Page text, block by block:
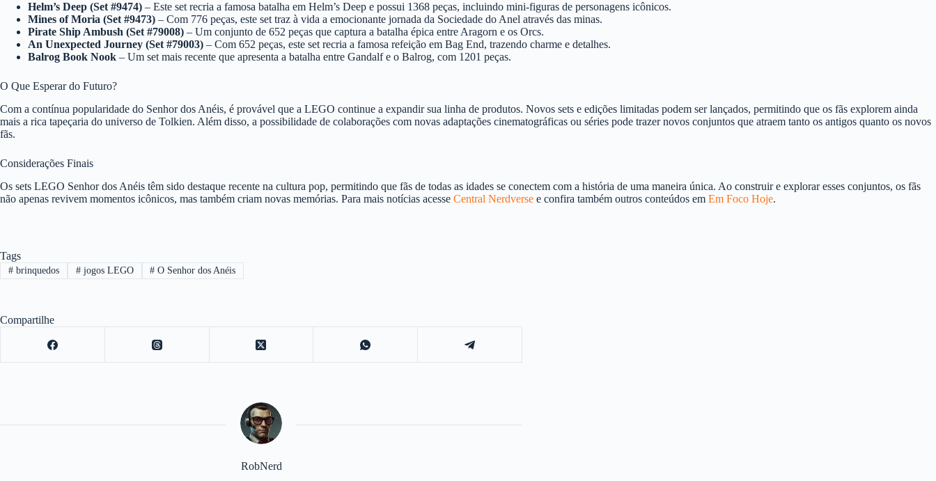
Helm’s Deep (Set #9474) – Este set recria a famosa batalha em Helm’s Deep e possui 1368 peças, incluindo mini-figuras de personagens icônicos.
Mines of Moria (Set #9473) – Com 776 peças, este set traz à vida a emocionante jornada da Sociedade do Anel através das minas.
Pirate Ship Ambush (Set #79008) – Um conjunto de 652 peças que captura a batalha épica entre Aragorn e os Orcs.
An Unexpected Journey (Set #79003) – Com 652 peças, este set recria a famosa refeição em Bag End, trazendo charme e detalhes.
Balrog Book Nook – Um set mais recente que apresenta a batalha entre Gandalf e o Balrog, com 1201 peças.
O Que Esperar do Futuro?
Com a contínua popularidade do Senhor dos Anéis, é provável que a LEGO continue a expandir sua linha de produtos. Novos sets e edições limitadas podem ser lançados, permitindo que os fãs explorem ainda
mais a rica tapeçaria do universo de Tolkien. Além disso, a possibilidade de colaborações com novas adaptações cinematográficas ou séries pode trazer novos conjuntos que atraem tanto os antigos quanto os novos
fãs.
Considerações Finais
Os sets LEGO Senhor dos Anéis têm sido destaque recente na cultura pop, permitindo que fãs de todas as idades se conectem com a história de uma maneira única. Ao construir e explorar esses conjuntos, os fãs
não apenas revivem momentos icônicos, mas também criam novas memórias. Para mais notícias acesse Central Nerdverse e confira também outros conteúdos em Em Foco Hoje.
Tags
#brinquedos #jogos LEGO # O Senhor dos Anéis
Compartilhe
RobNerd